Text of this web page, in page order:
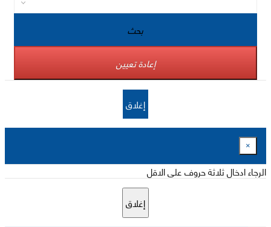
بحث
إعادة تعيين
إغلاق
×
الرجاء ادخال ثلاثة حروف على الاقل
إغلاق